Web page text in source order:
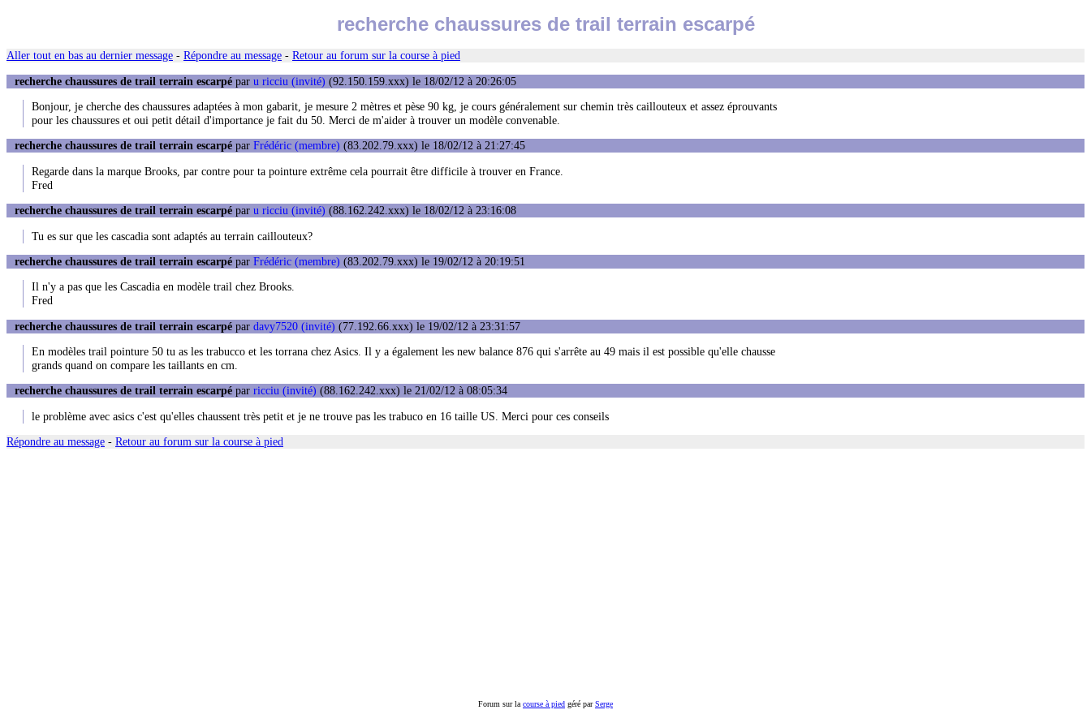
recherche chaussures de trail terrain escarpé
Aller tout en bas au dernier message - Répondre au message - Retour au forum sur la course à pied
recherche chaussures de trail terrain escarpé par u ricciu (invité) (92.150.159.xxx) le 18/02/12 à 20:26:05
Bonjour, je cherche des chaussures adaptées à mon gabarit, je mesure 2 mètres et pèse 90 kg, je cours généralement sur chemin très caillouteux et assez éprouvants
pour les chaussures et oui petit détail d'importance je fait du 50. Merci de m'aider à trouver un modèle convenable.
recherche chaussures de trail terrain escarpé par Frédéric (membre) (83.202.79.xxx) le 18/02/12 à 21:27:45
Regarde dans la marque Brooks, par contre pour ta pointure extrême cela pourrait être difficile à trouver en France.
Fred
recherche chaussures de trail terrain escarpé par u ricciu (invité) (88.162.242.xxx) le 18/02/12 à 23:16:08
Tu es sur que les cascadia sont adaptés au terrain caillouteux?
recherche chaussures de trail terrain escarpé par Frédéric (membre) (83.202.79.xxx) le 19/02/12 à 20:19:51
Il n'y a pas que les Cascadia en modèle trail chez Brooks.
Fred
recherche chaussures de trail terrain escarpé par davy7520 (invité) (77.192.66.xxx) le 19/02/12 à 23:31:57
En modèles trail pointure 50 tu as les trabucco et les torrana chez Asics. Il y a également les new balance 876 qui s'arrête au 49 mais il est possible qu'elle chausse
grands quand on compare les taillants en cm.
recherche chaussures de trail terrain escarpé par ricciu (invité) (88.162.242.xxx) le 21/02/12 à 08:05:34
le problème avec asics c'est qu'elles chaussent très petit et je ne trouve pas les trabuco en 16 taille US. Merci pour ces conseils
Répondre au message - Retour au forum sur la course à pied
Forum sur la course à pied géré parSerge